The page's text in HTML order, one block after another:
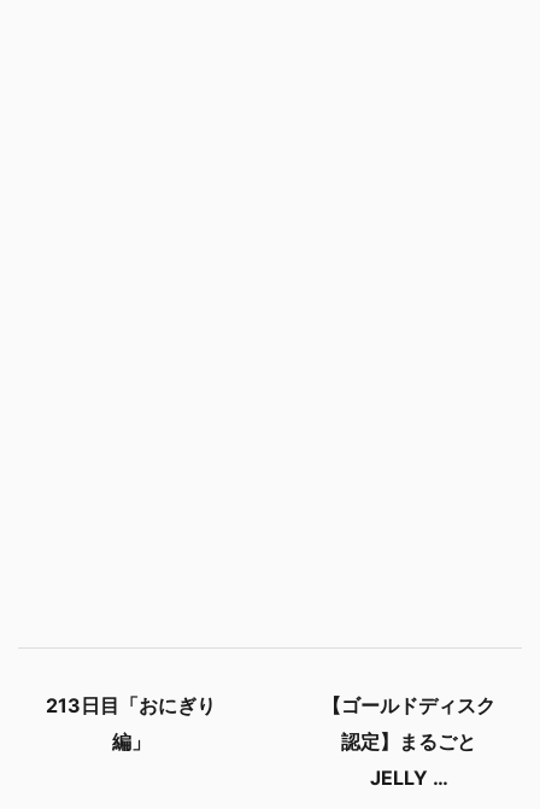
213日目「おにぎり
編」
【ゴールドディスク
認定】まるごと
JELLY …